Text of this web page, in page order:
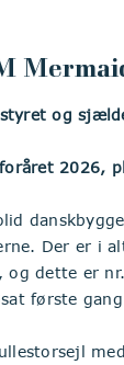
og
2026,
Der er i
og dette er
første